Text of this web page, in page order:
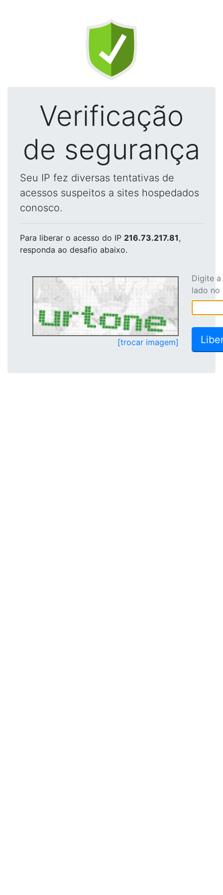
Verificação
de segurança
Seu IP fez diversas tentativas de
acessos suspeitos a sites hospedados
conosco.
Para liberar o acesso do IP 216.73.217.81,
responda ao desafio abaixo.
[trocar imagem]
Digite
lado no